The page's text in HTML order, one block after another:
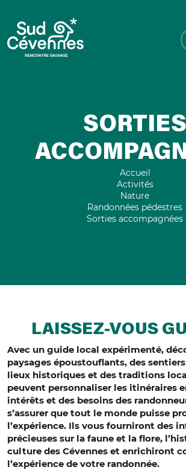
SORTIES
Accueil
Activités
Nature
Randonnées pédestres
Sorties accompagnées
LAISSEZ-VOUS
Avec un guide local expérimenté,
paysages époustouflants, des
lieux historiques et des traditions
peuvent personnaliser les itinéraires
intérêts et des besoins des
s’assurer que tout le monde puisse
l’expérience. Ils vous fourniront des
précieuses sur la faune et la flore,
culture des Cévennes et enrichiront
l’expérience de votre randonnée.